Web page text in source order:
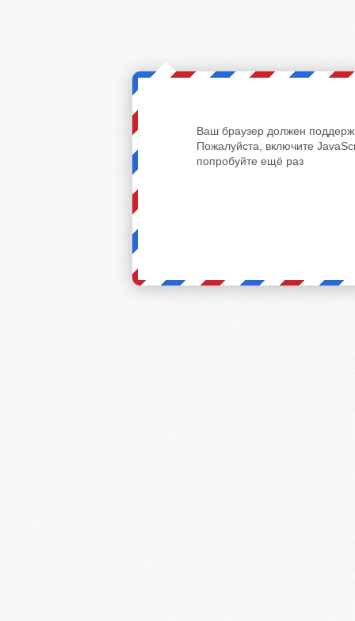
Ваш браузер должен
Пожалуйста, включите
попробуйте ещё раз